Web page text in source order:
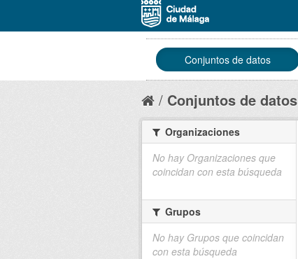
Conjuntos de datos
Conjuntos de datos
Organizaciones
No hay Organizaciones que
coincidan con esta búsqueda
Grupos
No hay Grupos que coincidan
con esta búsqueda